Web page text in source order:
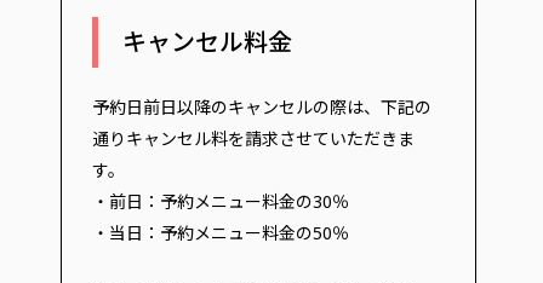
キャンセル料金
予約日前日以降のキャンセルの際は、下記の
通りキャンセル料を請求させていただきま
す。
・前日：予約メニュー料金の30％
・当日：予約メニュー料金の50％